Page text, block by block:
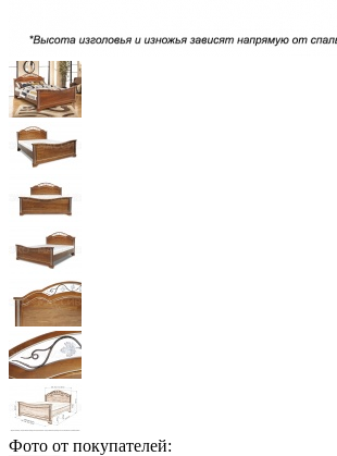
Фото от покупателей: